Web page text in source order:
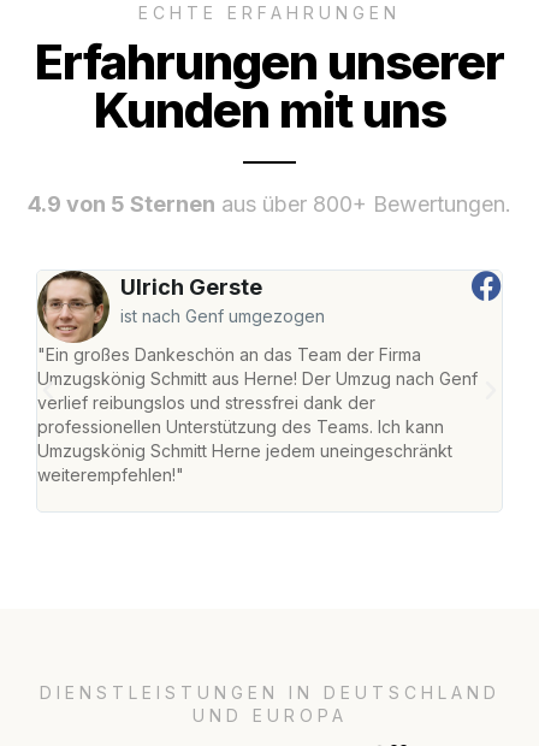
ECHTE ERFAHRUNGEN
Erfahrungen unserer
Kunden mit uns
4.9 von 5 Sternen aus über 800+ Bewertungen.
Ulrich Gerste
ist nach Genf umgezogen
"Ein großes Dankeschön an das Team der Firma
Umzugskönig Schmitt aus Herne! Der Umzug nach Genf
verlief reibungslos und stressfrei dank der
professionellen Unterstützung des Teams. Ich kann
Umzugskönig Schmitt Herne jedem uneingeschränkt
weiterempfehlen!"
DIENSTLEISTUNGEN IN DEUTSCHLAND
UND EUROPA